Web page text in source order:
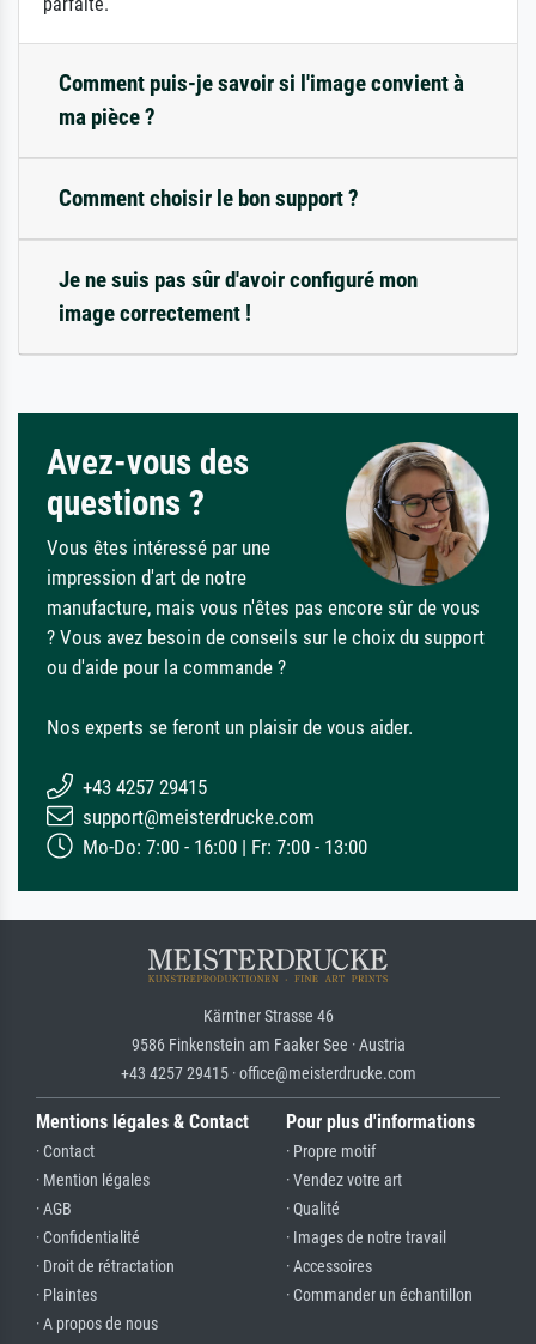
Comment puis-je savoir si l'image convient à
ma pièce ?
Comment choisir le bon support ?
Je ne suis pas sûr d'avoir configuré mon
image correctement !
Avez-vous des
questions ?
Vous êtes intéressé par une
impression d'art de notre
manufacture, mais vous n'êtes pas encore sûr de vous
? Vous avez besoin de conseils sur le choix du support
ou d'aide pour la commande ?
Nos experts se feront un plaisir de vous aider.
+43 4257 29415
support@meisterdrucke.com
Mo-Do: 7:00 - 16:00 | Fr: 7:00 - 13:00
Kärntner Strasse 46
9586 Finkenstein am Faaker See · Austria
+43 4257 29415 · office@meisterdrucke.com
Mentions légales & Contact
· Contact
· Mention légales
· AGB
· Confidentialité
· Droit de rétractation
· Plaintes
· A propos de nous
Pour plus d'informations
· Propre motif
· Vendez votre art
· Qualité
· Images de notre travail
· Accessoires
· Commander un échantillon